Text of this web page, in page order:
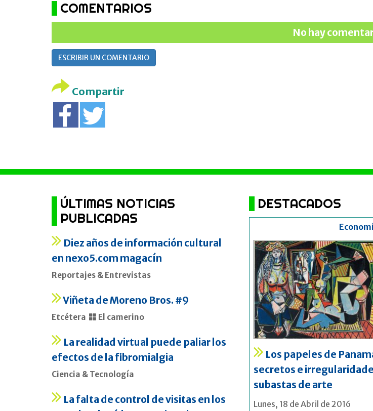
COMENTARIOS
No hay
ESCRIBIR UN COMENTARIO
Compartir
ÚLTIMAS NOTICIAS
PUBLICADAS
Diez años de información cultural
en nexo5.com magacín
Reportajes & Entrevistas
Viñeta de Moreno Bros. #9
Etcétera El camerino
La realidad virtual puede paliar los
efectos de la fibromialgia
Ciencia & Tecnología
La falta de control de visitas en los
DESTACADOS
Los papeles de
secretos e
subastas de arte
Lunes, 18 de Abril de 2016